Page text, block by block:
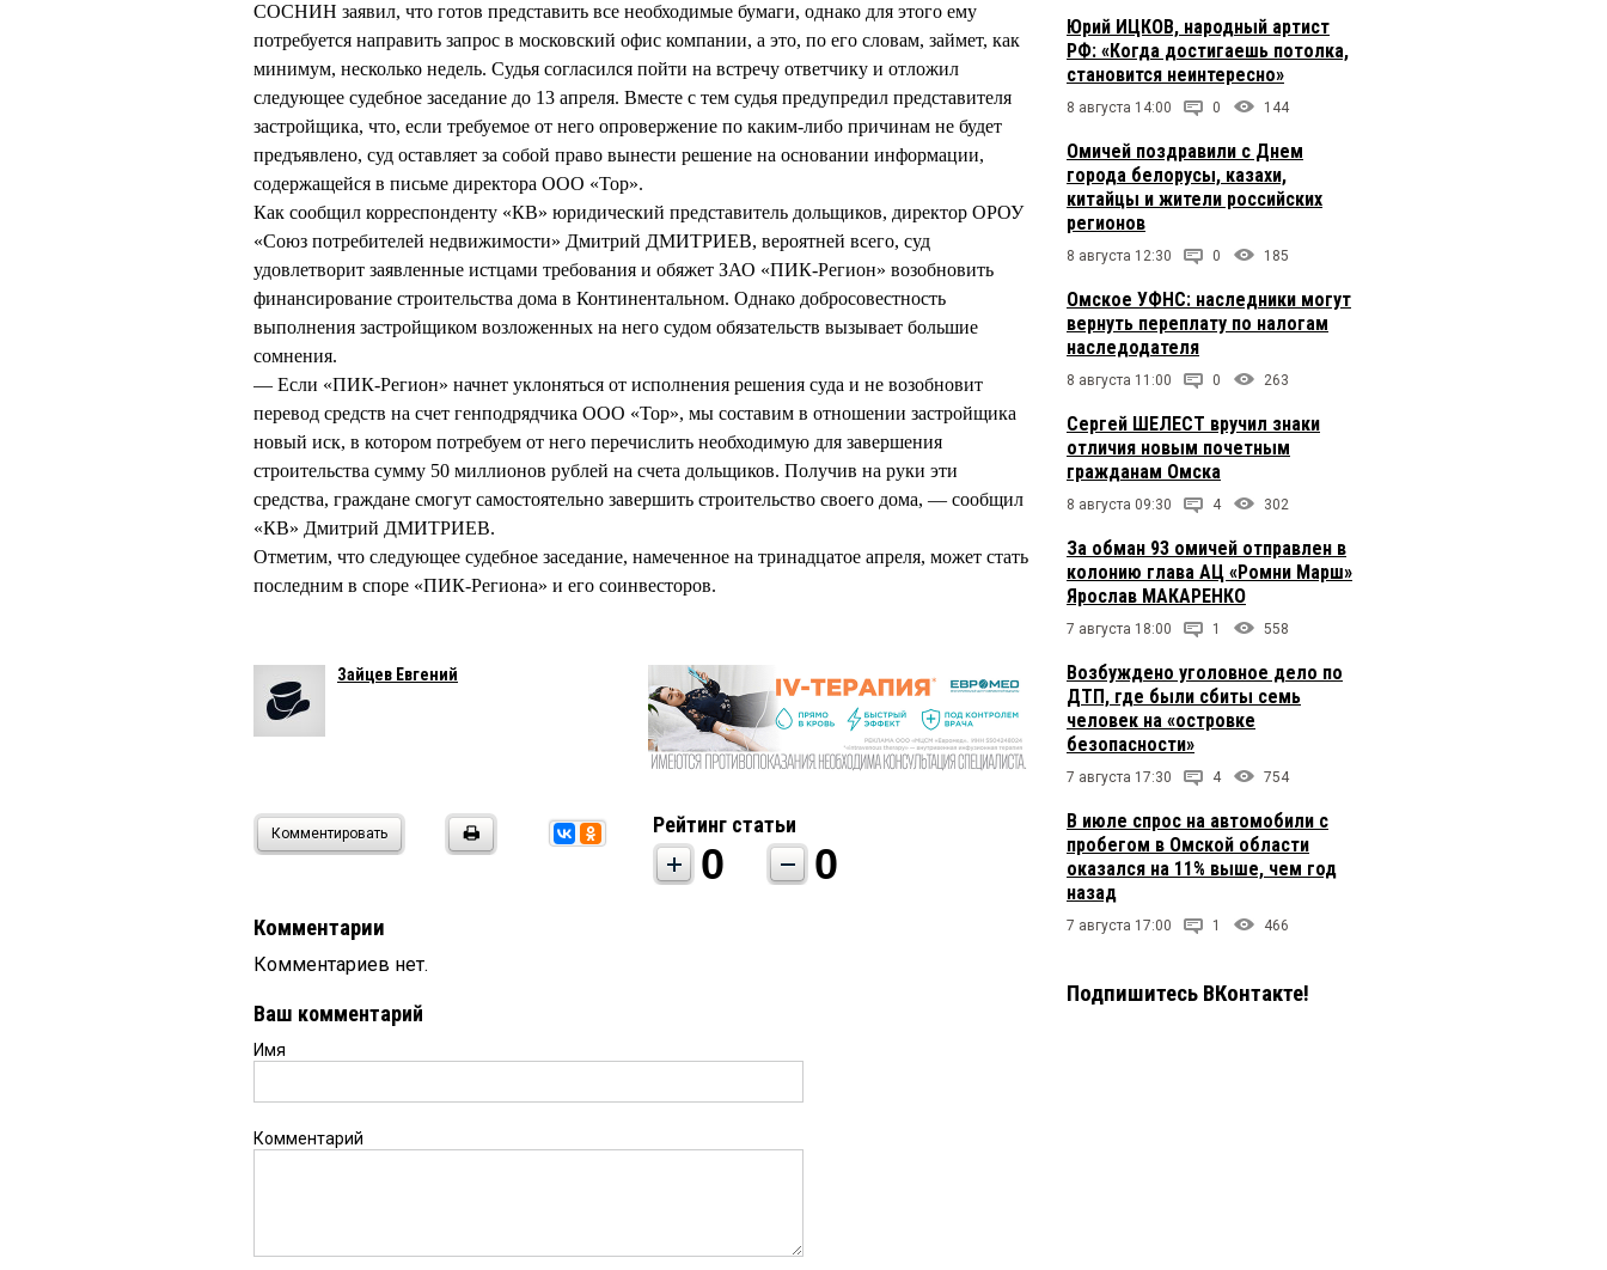
СОСНИН заявил, что готов представить все необходимые бумаги, однако для этого ему
потребуется направить запрос в московский офис компании, а это, по его словам, займет, как
минимум, несколько недель. Судья согласился пойти на встречу ответчику и отложил
следующее судебное заседание до 13 апреля. Вместе с тем судья предупредил представителя
застройщика, что, если требуемое от него опровержение по каким-либо причинам не будет
предъявлено, суд оставляет за собой право вынести решение на основании информации,
содержащейся в письме директора ООО «Тор».
Как сообщил корреспонденту «КВ» юридический представитель дольщиков, директор ОРОУ
«Союз потребителей недвижимости» Дмитрий ДМИТРИЕВ, вероятней всего, суд
удовлетворит заявленные истцами требования и обяжет ЗАО «ПИК-Регион» возобновить
финансирование строительства дома в Континентальном. Однако добросовестность
выполнения застройщиком возложенных на него судом обязательств вызывает большие
сомнения.
— Если «ПИК-Регион» начнет уклоняться от исполнения решения суда и не возобновит
перевод средств на счет генподрядчика ООО «Тор», мы составим в отношении застройщика
новый иск, в котором потребуем от него перечислить необходимую для завершения
строительства сумму 50 миллионов рублей на счета дольщиков. Получив на руки эти
средства, граждане смогут самостоятельно завершить строительство своего дома, — сообщил
«КВ» Дмитрий ДМИТРИЕВ.
Отметим, что следующее судебное заседание, намеченное на тринадцатое апреля, может стать
последним в споре «ПИК-Региона» и его соинвесторов.
Зайцев Евгений
Комментировать Рейтинг статьи
0 0
Комментарии
Комментариев нет.
Ваш комментарий
Имя
Комментарий
Юрий ИЦКОВ, народный артист
РФ: «Когда достигаешь потолка,
становится неинтересно»
8 августа 14:00 0 144
Омичей поздравили с Днем
города белорусы, казахи,
китайцы и жители российских
регионов
8 августа 12:30 0 185
Омское УФНС: наследники могут
вернуть переплату по налогам
наследодателя
8 августа 11:00 0 263
Сергей ШЕЛЕСТ вручил знаки
отличия новым почетным
гражданам Омска
8 августа 09:30 4 302
За обман 93 омичей отправлен в
колонию глава АЦ «Ромни Марш»
Ярослав МАКАРЕНКО
7 августа 18:00 1 558
Возбуждено уголовное дело по
ДТП, где были сбиты семь
человек на «островке
безопасности»
7 августа 17:30 4 754
В июле спрос на автомобили с
пробегом в Омской области
оказался на 11% выше, чем год
назад
7 августа 17:00 1 466
Подпишитесь ВКонтакте!